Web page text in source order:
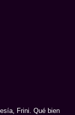
Frini. Qué bien